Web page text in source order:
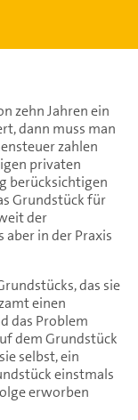
zehn Jahren ein
dann muss man
zahlen
privaten
berücksichtigen
Grundstück für
der
in der Praxis
das sie
einen
das Problem
dem Grundstück
selbst, ein
einstmals
erworben